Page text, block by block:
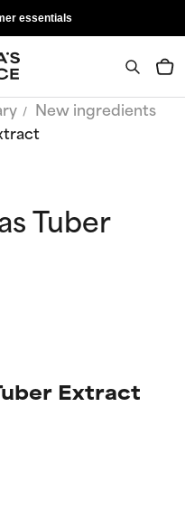
essentials
New ingredients
Tuber
Extract